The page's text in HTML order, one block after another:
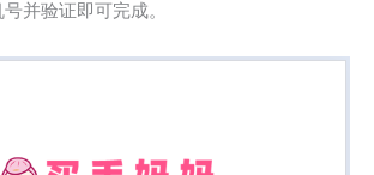
并验证即可完成。